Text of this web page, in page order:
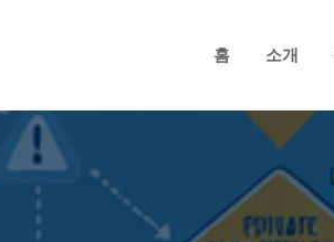
홈 소개